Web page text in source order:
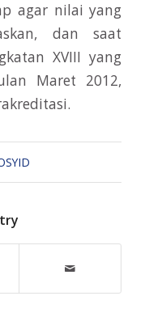
agar nilai yang
dan saat
XVIII yang
Maret 2012,